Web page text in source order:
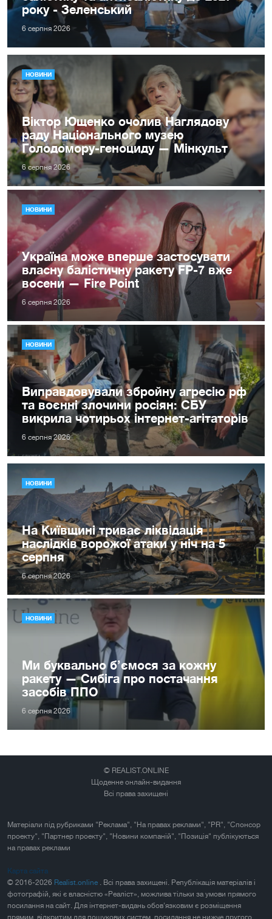
року - Зеленський
6 серпня 2026
НОВИНИ
Віктор Ющенко очолив Наглядову
раду Національного музею
Голодомору-геноциду — Мінкульт
6 серпня 2026
НОВИНИ
Україна може вперше застосувати
власну балістичну ракету FP-7 вже
восени — Fire Point
6 серпня 2026
НОВИНИ
Виправдовували збройну агресію рф
та воєнні злочини росіян: СБУ
викрила чотирьох інтернет-агітаторів
6 серпня 2026
НОВИНИ
На Київщині триває ліквідація
наслідків ворожої атаки у ніч на 5
серпня
6 серпня 2026
НОВИНИ
Ми буквально б’ємося за кожну
ракету — Сибіга про постачання
засобів ППО
6 серпня 2026
© REALIST.ONLINE
Щоденне онлайн-видання
Всі права захищені
Матеріали під рубриками "Реклама", "На правах реклами", "PR", "Спонсор
проекту", "Партнер проекту", "Новини компаній", "Позиція" публікуються
на правах реклами
Карта сайта
© 2016-2026 Realist.online . Всі права захищені. Републікація матеріалів і
фотографій, які є власністю «Реаліст», можлива тільки за умови прямого
посилання на сайт. Для інтернет-видань обов'язковим є розміщення
прямим, відкритим для пошукових систем, посилання не нижче другого